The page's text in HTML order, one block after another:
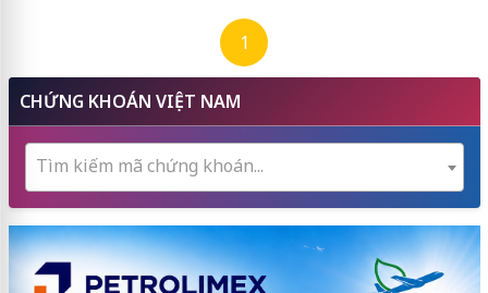
1
CHỨNG KHOÁN VIỆT NAM
Tìm kiếm mã chứng khoán...